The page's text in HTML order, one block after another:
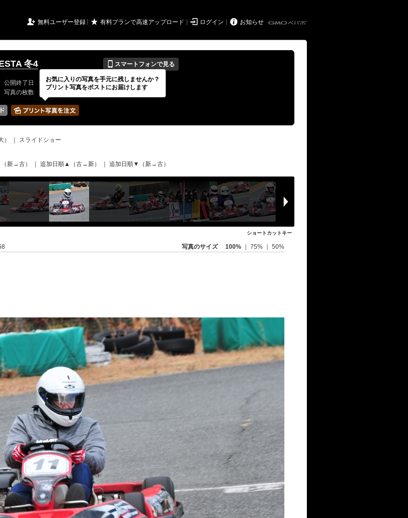
 無料ユーザー登録 ★ 有料プランで高速アップロード  ログイン  お知らせ
冬4 📱 スマートフォンで見る
公開終了日 無期限 イベントの期間
---
写真の枚数 150 / 150枚
）
スライドショー
新→古） 追加日順▲（古→新） 追加日順▼（新→古）
ショートカットキー
写真のサイズ 100% 75% 50%
お気に入りの写真を手元に残しませんか？
プリント写真をポストにお届けします